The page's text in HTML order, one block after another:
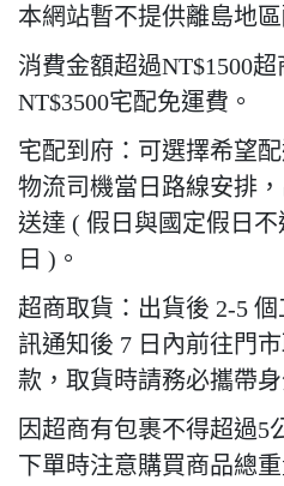
本網站暫不提供離島地區
消費金額超過NT$1500
NT$3500宅配免運費。
宅配到府：可選擇希望
物流司機當日路線安排
送達 ( 假日與國定假日
日 )。
超商取貨：出貨後 2-5
訊通知後 7 日內前往門
款，取貨時請務必攜帶
因超商有包裹不得超過5
下單時注意購買商品總